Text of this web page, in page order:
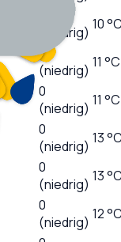
(niedrig) 10
0
(niedrig) 11 °C
0
(niedrig) 11 °C
0
(niedrig) 13
0
(niedrig) 13
0
(niedrig) 12